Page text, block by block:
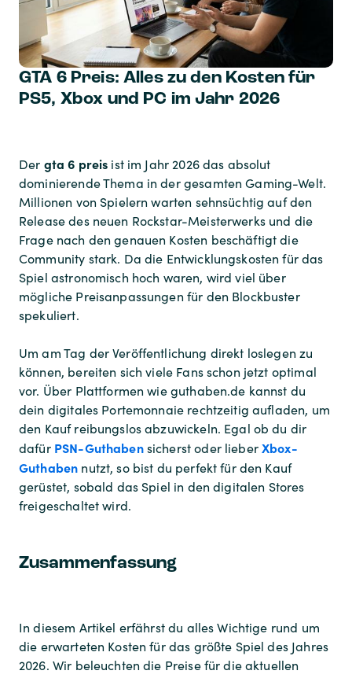
GTA 6 Preis: Alles zu den Kosten für
PS5, Xbox und PC im Jahr 2026
Der gta 6 preis ist im Jahr 2026 das absolut
dominierende Thema in der gesamten Gaming-Welt.
Millionen von Spielern warten sehnsüchtig auf den
Release des neuen Rockstar-Meisterwerks und die
Frage nach den genauen Kosten beschäftigt die
Community stark. Da die Entwicklungskosten für das
Spiel astronomisch hoch waren, wird viel über
mögliche Preisanpassungen für den Blockbuster
spekuliert.
Um am Tag der Veröffentlichung direkt loslegen zu
können, bereiten sich viele Fans schon jetzt optimal
vor. Über Plattformen wie guthaben.de kannst du
dein digitales Portemonnaie rechtzeitig aufladen, um
den Kauf reibungslos abzuwickeln. Egal ob du dir
dafür PSN-Guthabensicherst oder lieberXbox-
Guthaben nutzt, so bist du perfekt für den Kauf
gerüstet, sobald das Spiel in den digitalen Stores
freigeschaltet wird.
Zusammenfassung
In diesem Artikel erfährst du alles Wichtige rund um
die erwarteten Kosten für das größte Spiel des Jahres
2026. Wir beleuchten die Preise für die aktuellen